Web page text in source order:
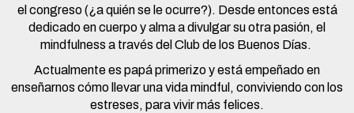
el congreso (¿a quién se le ocurre?). Desde entonces está
dedicado en cuerpo y alma a divulgar su otra pasión, el
mindfulness a través del Club de los Buenos Días.
Actualmente es papá primerizo y está empeñado en
enseñarnos cómo llevar una vida mindful, conviviendo con los
estreses, para vivir más felices.